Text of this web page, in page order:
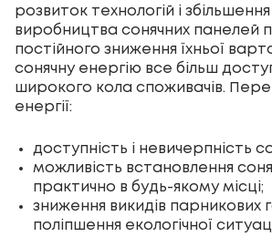
розвиток технологій і
виробництва сонячних панелей
постійного зниження їхньої
сонячну енергію все більш
широкого кола споживачів.
енергії:
доступність і невичерпність
можливість встановлення
практично в будь-якому місці;
зниження викидів парникових
поліпшення екологічної